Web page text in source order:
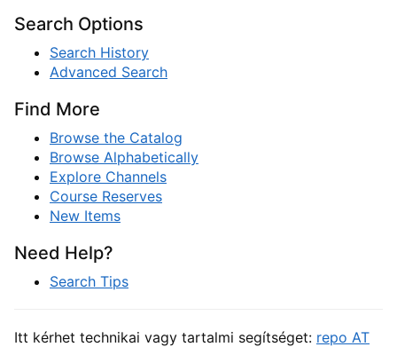
Search Options
Search History
Advanced Search
Find More
Browse the Catalog
Browse Alphabetically
Explore Channels
Course Reserves
New Items
Need Help?
Search Tips
Itt kérhet technikai vagy tartalmi segítséget: repo AT